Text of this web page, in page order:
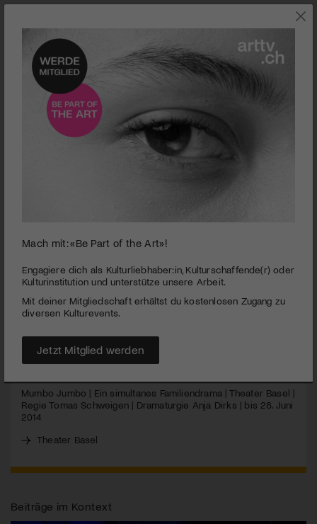
seconds
minutes,
seconds
Theater Basel | Mumbo Jumbo
PUBLIZIERT AM 9. MAI 2014
Sprengsatz: mit harmlosem Zisch und Puff entlädt er sich.
Statt dass ein Höhepunkt alle Dämme brechen lässt, wird
MEHR
Mumbo Jumbo | Ein simultanes Familiendrama | Theater Basel |
Regie Tomas Schweigen | Dramaturgie Anja Dirks | bis 28. Juni
2014
Theater Basel
Beiträge im Kontext
Mach mit: «Be Part of the Art»!
Engagiere dich als Kulturliebhaber:in, Kulturschaffende(r) oder
Kulturinstitution und unterstütze unsere Arbeit.
Mit deiner Mitgliedschaft erhältst du kostenlosen Zugang zu
diversen Kulturevents.
Jetzt Mitglied werden